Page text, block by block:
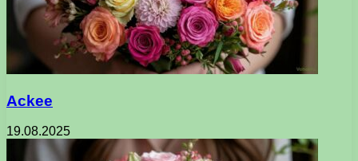
Ackee
19.08.2025